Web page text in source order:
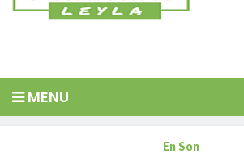
Cevizli ve Keten Tohumlu Ekşi
Ekşi Mayalı Çavdar Unlu Ekmek
MENU
En Son